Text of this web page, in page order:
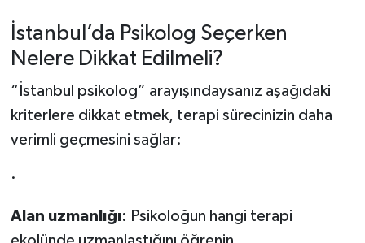
İstanbul’da Psikolog Seçerken
Nelere Dikkat Edilmeli?
“İstanbul psikolog” arayışındaysanız aşağıdaki
kriterlere dikkat etmek, terapi sürecinizin daha
verimli geçmesini sağlar:
·
Alan uzmanlığı: Psikoloğun hangi terapi